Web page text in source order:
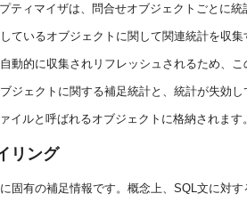
ティマイザは、問合せオブジェクトごとに
ているオブジェクトに関して関連統計を収
動的に収集されリフレッシュされるため、
ジェクトに関する補足統計と、統計が失効
イルと呼ばれるオブジェクトに格納されます。
リング
固有の補足情報です。概念上、SQL文に対